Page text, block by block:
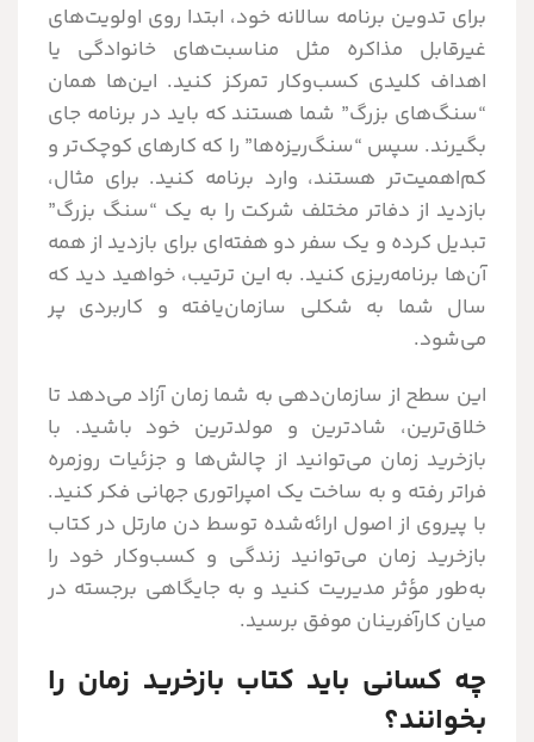
برای تدوین برنامه سالانه خود، ابتدا روی اولویت‌های
غیرقابل مذاکره مثل مناسبت‌های خانوادگی یا
اهداف کلیدی کسب‌وکار تمرکز کنید. این‌ها همان
“سنگ‌های بزرگ” شما هستند که باید در برنامه جای
بگیرند. سپس “سنگ‌ریزه‌ها” را که کارهای کوچک‌تر و
کم‌اهمیت‌تر هستند، وارد برنامه کنید. برای مثال،
بازدید از دفاتر مختلف شرکت را به یک “سنگ بزرگ”
تبدیل کرده و یک سفر دو هفته‌ای برای بازدید از همه
آن‌ها برنامه‌ریزی کنید. به این ترتیب، خواهید دید که
سال شما به شکلی سازمان‌یافته و کاربردی پر
می‌شود.
این سطح از سازمان‌دهی به شما زمان آزاد می‌دهد تا
خلاق‌ترین، شادترین و مولدترین خود باشید. با
بازخرید زمان می‌توانید از چالش‌ها و جزئیات روزمره
فراتر رفته و به ساخت یک امپراتوری جهانی فکر کنید.
با پیروی از اصول ارائه‌شده توسط دن مارتل در کتاب
بازخرید زمان می‌توانید زندگی و کسب‌وکار خود را
به‌طور مؤثر مدیریت کنید و به جایگاهی برجسته در
میان کارآفرینان موفق برسید.
چه کسانی باید کتاب بازخرید زمان را
بخوانند؟